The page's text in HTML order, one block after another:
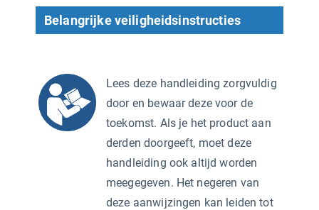
Belangrijke veiligheidsinstructies
Lees deze handleiding zorgvuldig
door en bewaar deze voor de
toekomst. Als je het product aan
derden doorgeeft, moet deze
handleiding ook altijd worden
meegegeven. Het negeren van
deze aanwijzingen kan leiden tot